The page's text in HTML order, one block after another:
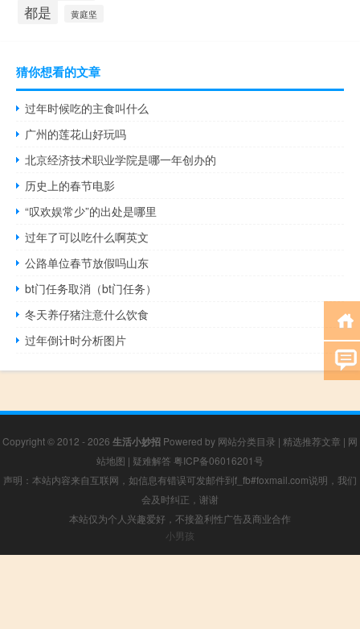
都是 黄庭坚
猜你想看的文章
过年时候吃的主食叫什么
广州的莲花山好玩吗
北京经济技术职业学院是哪一年创办的
历史上的春节电影
“叹欢娱常少”的出处是哪里
过年了可以吃什么啊英文
公路单位春节放假吗山东
bt门任务取消（bt门任务）
冬天养仔猪注意什么饮食
过年倒计时分析图片
Copyright © 2012 - 2026 生活小妙招 Powered by 网站分类目录 | 精选推荐文章 | 网
站地图 | 疑难解答 粤ICP备06016201号
声明：本站内容来自互联网，如信息有错误可发邮件到f_fb#foxmail.com说明，我们
会及时纠正，谢谢
本站仅为个人兴趣爱好，不接盈利性广告及商业合作
小男孩